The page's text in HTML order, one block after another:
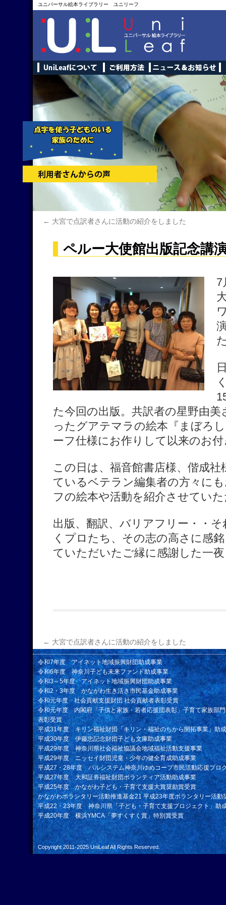
ユニバーサル絵本ライブラリー ユニリーフ
← 大宮で点訳者さんに活動の紹介をしました
ペルー大使館出版記念講
7
た今回の出版。共訳者の星野由
ったグアテマラの絵本『まぼろ
ーフ仕様にお作りして以来のお
この日は、福音館書店様、偕成
ているベテラン編集者の方々に
フの絵本や活動を紹介させてい
出版、翻訳、バリアフリー・・
くプロたち、その志の高さに感
ていただいたご縁に感謝した一
← 大宮で点訳者さんに活動の紹介をしました
令和7年度 アイネット地域振興財団助成事業
令和6年度 神奈川子ども未来ファンド助成事業
令和3～5年度 アイネット地域振興財団助成事業
令和2・3年度 かながわ生き活き市民基金助成事業
令和元年度 社会貢献支援財団 社会貢献者表彰受賞
令和元年度 内閣府「子供と家族・若者応援団表彰」子育て家族部
表彰受賞
平成31年度 キリン福祉財団「キリン・福祉のちから開拓事業」助
平成30年度 伊藤忠記念財団子ども文庫助成事業
平成29年度 神奈川県社会福祉協議会地域福祉活動支援事業
平成29年度 ニッセイ財団児童・少年の健全育成助成事業
平成27・28年度 パルシステム神奈川ゆめコープ市民活動応援プロ
平成27年度 大和証券福祉財団ボランティア活動助成事業
平成25年度 かながわ子ども・子育て支援大賞奨励賞受賞
かながわボランタリー活動推進基金21 平成23年度ボランタリー活動
平成22・23年度 神奈川県「子ども・子育て支援プロジェクト」助
平成20年度 横浜YMCA「夢すくすく賞」特別賞受賞
Copyright 2011-2025 UniLeafAll Rights Reserved.